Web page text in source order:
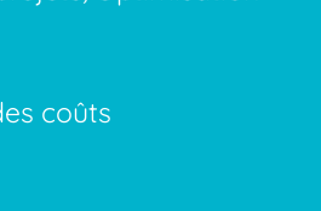
coûts